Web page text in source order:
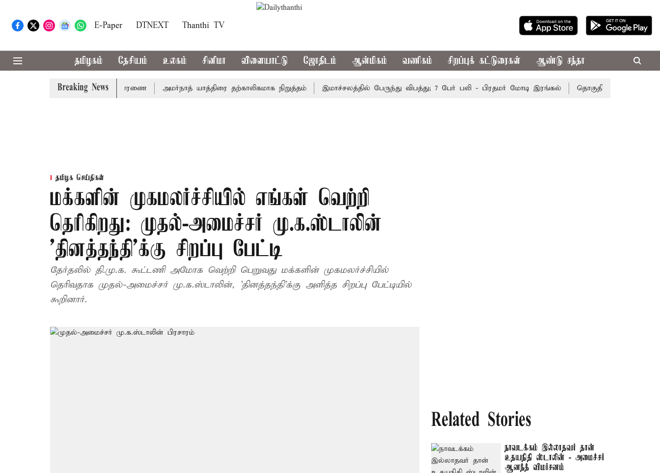
E-Paper DTNEXT Thanthi TV
தமிழகம் தேசியம் உலகம் சினிமா விளையாட்டு ஜோதிடம் ஆன்மிகம் வணிகம் சிறப்புக் கட்டுரைகள் ஆண்டு சந்தா
Breaking News
சுப்ரீம்கோர்ட்டில் விசாரணை அமர்நாத் யாத்திரை தற்காலிகமாக நிறுத்தம் இமாச்சலத்தில் பேருந்து விபத்து; 7 பேர் பலி - பிரதமர் மோடி இரங்கல் தொகுதி மறுவரையறை
தமிழக செய்திகள்
மக்களின் முகமலர்ச்சியில் எங்கள் வெற்றி
தெரிகிறது: முதல்-அமைச்சர் மு.க.ஸ்டாலின்
'தினத்தந்தி'க்கு சிறப்பு பேட்டி
தேர்தலில் தி.மு.க. கூட்டணி அமோக வெற்றி பெறுவது மக்களின் முகமலர்ச்சியில்
தெரிவதாக முதல்-அமைச்சர் மு.க.ஸ்டாலின், 'தினத்தந்தி’க்கு அளித்த சிறப்பு பேட்டியில்
கூறினார்.
Related Stories
நாவடக்கம் இல்லாதவர் தான்
உதயநிதி ஸ்டாலின் - அமைச்சர்
ஆனந்த் விமர்சனம்